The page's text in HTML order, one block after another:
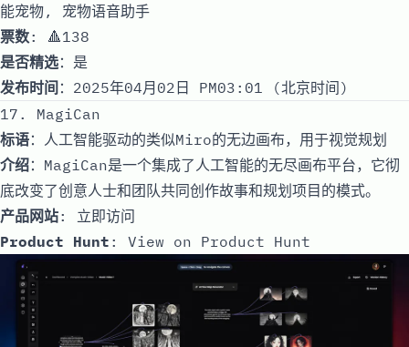
能宠物, 宠物语音助手
票数: 🔺138
是否精选：是
发布时间 ：2025年04月02日 PM03:01 (北京时间)
17. MagiCan
标语：人工智能驱动的类似Miro的无边画布，用于视觉规划
介绍：MagiCan是一个集成了人工智能的无尽画布平台，它彻
底改变了创意人士和团队共同创作故事和规划项目的模式。
产品网站: 立即访问
Product Hunt : View on Product Hunt